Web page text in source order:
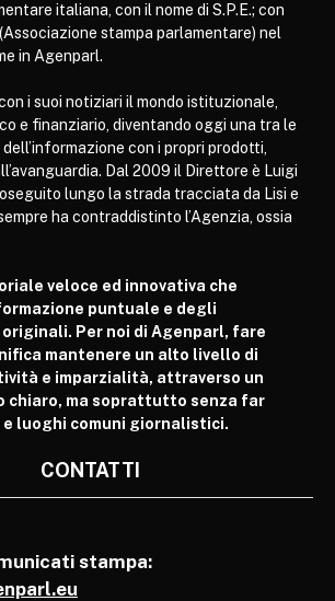
italiana, con il nome di S.P.E.; con
(Associazione stampa parlamentare) nel
in Agenparl.
i suoi notiziari il mondo istituzionale,
e finanziario, diventando oggi una tra le
con i propri prodotti,
Dal 2009 il Direttore è Luigi
lungo la strada tracciata da Lisi e
ha contraddistinto l’Agenzia, ossia
veloce ed innovativa che
puntuale e degli
Per noi di Agenparl, fare
mantenere un alto livello di
e imparzialità, attraverso un
chiaro, ma soprattutto senza far
luoghi comuni giornalistici.
CONTATTI
stampa: